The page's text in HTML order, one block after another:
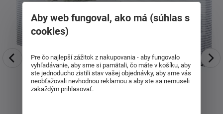
Aby web fungoval, ako má (súhlas s
cookies)
Pre čo najlepší zážitok z nakupovania - aby fungovalo
vyhľadávanie, aby sme si pamätali, čo máte v košíku, aby
ste jednoducho zistili stav vašej objednávky, aby sme vás
neobťažovali nevhodnou reklamou a aby ste sa nemuseli
zakaždým prihlasovať.